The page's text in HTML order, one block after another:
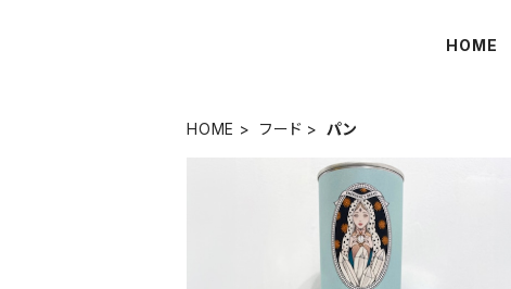
HOME
HOME フード パン